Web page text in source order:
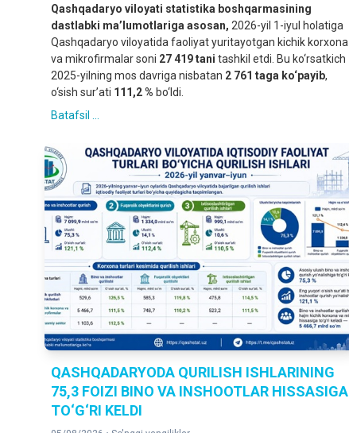
Qashqadaryo viloyati statistika boshqarmasining
dastlabki ma’lumotlariga asosan, 2026-yil 1-iyul holatiga
Qashqadaryo viloyatida faoliyat yuritayotgan kichik korxona
va mikrofirmalar soni 27 419 tani tashkil etdi. Bu ko‘rsatkich
2025-yilning mos davriga nisbatan 2 761 taga ko‘payib,
o‘sish sur’ati 111,2 % bo‘ldi.
Batafsil ...
QASHQADARYODA QURILISH ISHLARINING
75,3 FOIZI BINO VA INSHOOTLAR HISSASIGA
TO‘G‘RI KELDI